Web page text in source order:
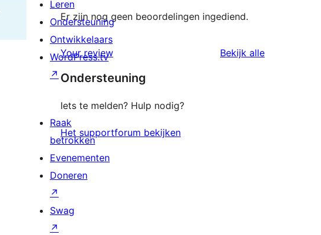
Er zijn nog geen beoordelingen ingediend.
Your review Bekijk alle
Ondersteuning
Iets te melden? Hulp nodig?
Het supportforum bekijken
Leren
Ondersteuning
Ontwikkelaars
WordPress.tv
↗
Raak
betrokken
Evenementen
Doneren
↗
Swag
↗